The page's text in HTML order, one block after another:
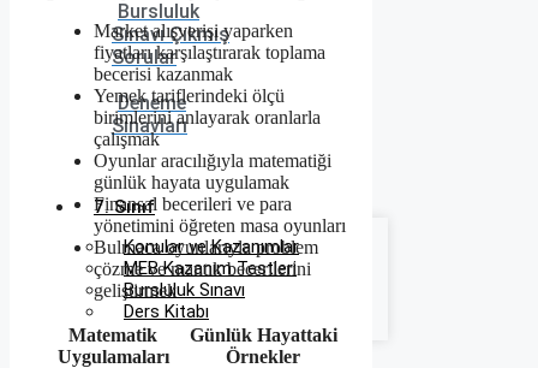
Bursluluk
Sınavı Çıkmış
Sorular
Deneme
Sınavları
7. Sınıf
Konular ve Kazanımlar
MEB Kazanım Testleri
Bursluluk Sınavı
Ders Kitabı
Market alışverişi yaparken
fiyatları karşılaştırarak toplama
becerisi kazanmak
Yemek tariflerindeki ölçü
birimlerini anlayarak oranlarla
çalışmak
Oyunlar aracılığıyla matematiği
günlük hayata uygulamak
Finansal becerileri ve para
yönetimini öğreten masa oyunları
Bulmaca oyunlarıyla problem
çözme ve mantık becerilerini
geliştirmek
Matematik
Uygulamaları
Günlük Hayattaki
Örnekler